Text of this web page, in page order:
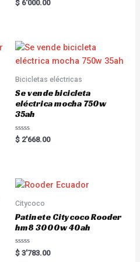
a
o
u
t
o
5
$ 6'000.00
Bicicletas eléctricas
Se vende bicicleta
eléctrica mocha 750w
35ah
R
a
o
u
o
f
5
$ 2'668.00
Citycoco
Patinete Citycoco Rooder
hm8 3000w 40ah
R
a
$ 3'783.00